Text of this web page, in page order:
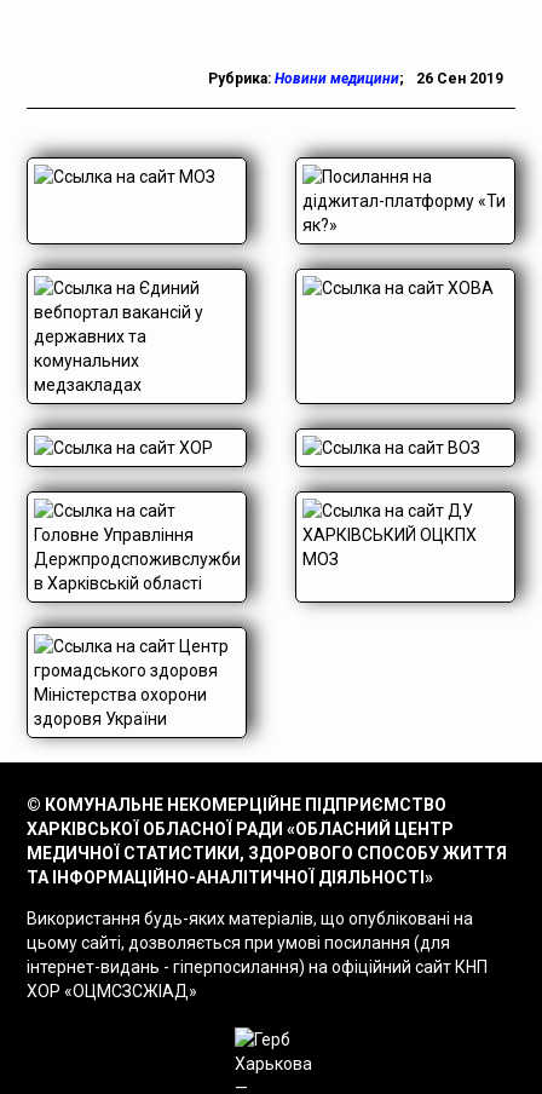
Рубрика: Новини медицини; 26 Сен 2019
© КОМУНАЛЬНЕ НЕКОМЕРЦІЙНЕ ПІДПРИЄМСТВО
ХАРКІВСЬКОЇ ОБЛАСНОЇ РАДИ «ОБЛАСНИЙ ЦЕНТР
МЕДИЧНОЇ СТАТИСТИКИ, ЗДОРОВОГО СПОСОБУ ЖИТТЯ
ТА ІНФОРМАЦІЙНО-АНАЛІТИЧНОЇ ДІЯЛЬНОСТІ»
Використання будь-яких матеріалів, що опубліковані на
цьому сайті, дозволяється при умові посилання (для
інтернет-видань - гіперпосилання) на офіційний сайт КНП
ХОР «ОЦМСЗСЖІАД»